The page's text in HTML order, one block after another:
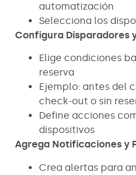
automatización
Selecciona los
Configura Disparadores
Elige condiciones
reserva
Ejemplo: antes del
check-out o sin
Define acciones
dispositivos
Agrega Notificaciones y
Crea alertas para